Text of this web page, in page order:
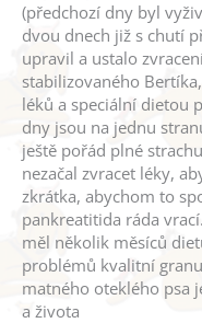
(předchozí dny byl
dvou dnech již s chutí
upravil a ustalo
stabilizovaného
léků a speciální dietou
dny jsou na jednu
ještě pořád plné
nezačal zvracet léky,
zkrátka, abychom to
pankreatitida ráda
měl několik měsíců
problémů kvalitní
matného oteklého psa
a života